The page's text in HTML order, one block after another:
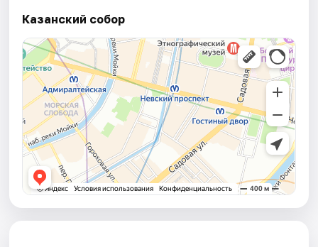
Казанский собор